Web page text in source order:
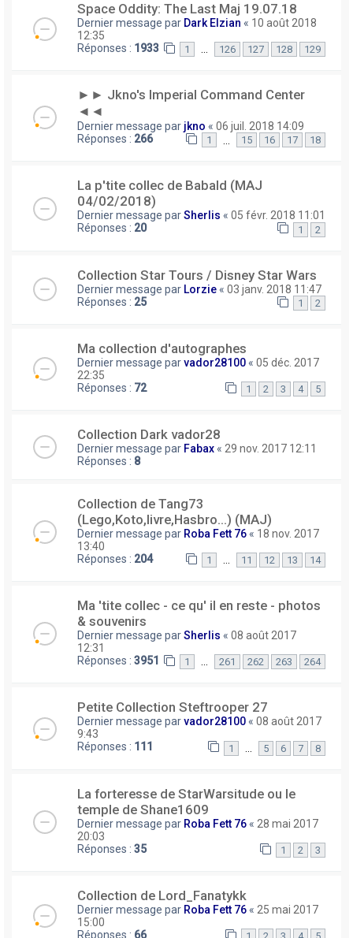
Space Oddity: The Last Maj 19.07.18
Dernier message par Dark Elzian « 10 août 2018
12:35
Réponses : 1933 1 … 126 127 128 129
►► Jkno's Imperial Command Center
◄◄
Dernier message par jkno « 06 juil. 2018 14:09
Réponses : 266 1 15 16 17 18
La p'tite collec de Babald (MAJ
04/02/2018)
Dernier message parSherlis « 05 févr. 2018 11:01
Réponses : 20 1 2
Collection Star Tours / Disney Star Wars
Dernier message par Lorzie « 03 janv. 2018 11:47
Réponses : 25 1 2
Ma collection d'autographes
Dernier message parvador28100 « 05 déc. 2017
22:35
Réponses : 72 1 2 3 4 5
Collection Dark vador28
Dernier message par Fabax « 29 nov. 2017 12:11
Réponses : 8
Collection de Tang73
(Lego,Koto,livre,Hasbro...) (MAJ)
Dernier message par Roba Fett 76 « 18 nov. 2017
13:40
Réponses : 204 1 … 11 12 13 14
Ma 'tite collec - ce qu' il en reste - photos
& souvenirs
Dernier message parSherlis « 08 août 2017
12:31
Réponses : 3951 1 … 261 262 263 264
Petite Collection Steftrooper 27
Dernier message parvador28100 « 08 août 2017
9:43
Réponses : 111 1 5 6 7 8
La forteresse de StarWarsitude ou le
temple de Shane1609
Dernier message par Roba Fett 76 « 28 mai 2017
20:03
Réponses : 35 1 2 3
Collection de Lord_Fanatykk
Dernier message par Roba Fett 76 « 25 mai 2017
15:00
Réponses : 66